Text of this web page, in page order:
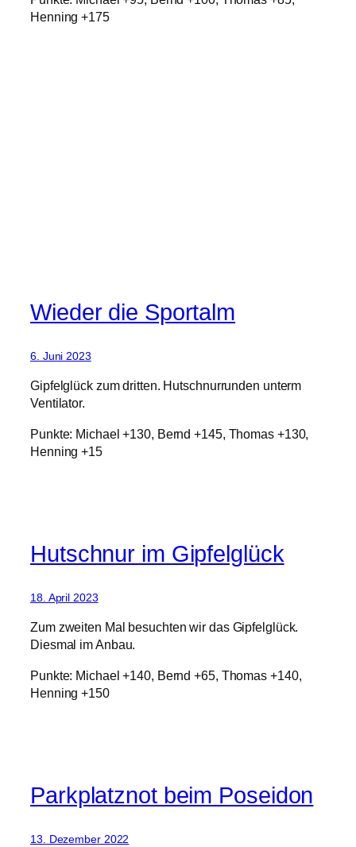
Henning +175
Wieder die Sportalm
6. Juni 2023
Gipfelglück zum dritten. Hutschnurrunden unterm
Ventilator.
Punkte: Michael +130, Bernd +145, Thomas +130,
Henning +15
Hutschnur im Gipfelglück
18. April 2023
Zum zweiten Mal besuchten wir das Gipfelglück.
Diesmal im Anbau.
Punkte: Michael +140, Bernd +65, Thomas +140,
Henning +150
Parkplatznot beim Poseidon
13. Dezember 2022